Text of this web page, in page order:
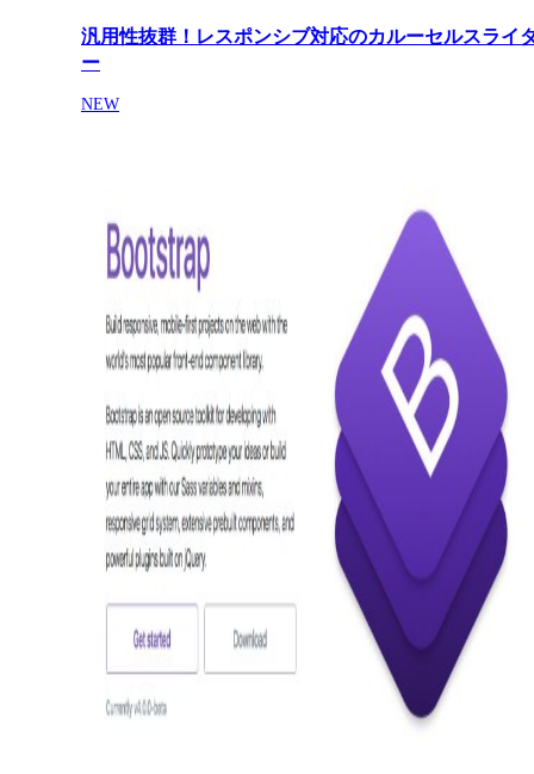
汎用性抜群！レスポンシブ対応のカルーセルスライ
ー
NEW